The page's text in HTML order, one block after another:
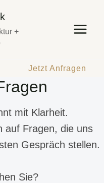
+
Jetzt Anfragen
mit Klarheit.
auf Fragen, die uns
Gespräch stellen.
Sie?